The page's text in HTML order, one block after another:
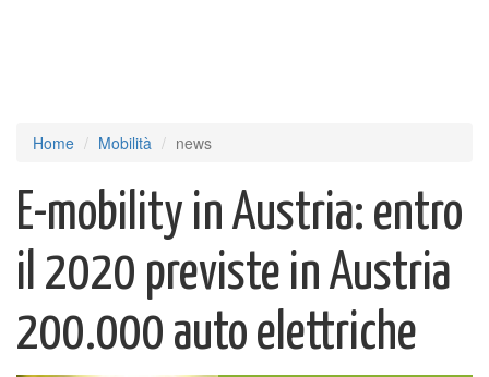
Home Mobilità news
E-mobility in Austria: entro
il 2020 previste in Austria
200.000 auto elettriche